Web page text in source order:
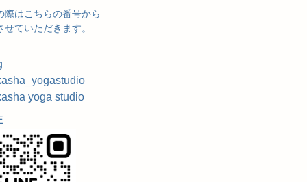
際はこちらの番号から
せていただきます。
yoga studio